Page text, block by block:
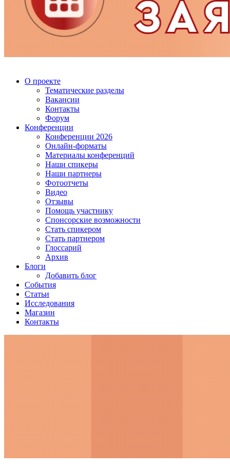
О проекте
Тематические разделы
Вакансии
Контакты
Форум
Конференции
Конференции 2026
Онлайн-форматы
Материалы конференций
Наши спикеры
Наши партнеры
Фотоотчеты
Видео
Отзывы
Помощь участнику
Спонсорские возможности
Стать спикером
Стать партнером
Глоссарий
Архив
Блоги
Добавить блог
События
Статьи
Исследования
Магазин
Контакты